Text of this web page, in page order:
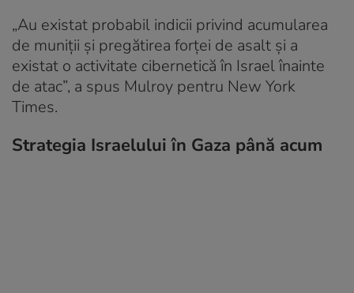
„Au existat probabil indicii privind acumularea
de muniții și pregătirea forței de asalt și a
existat o activitate cibernetică în Israel înainte
de atac”, a spus Mulroy pentru New York
Times.
Strategia Israelului în Gaza până acum